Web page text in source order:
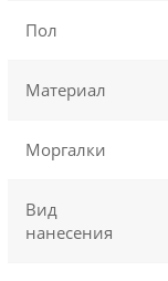
Пол
Материал
Моргалки
Вид
нанесения